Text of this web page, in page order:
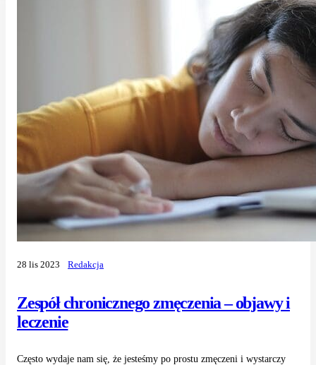
Zespół chronicznego zmęczenia – objawy i
leczenie
28 lis 2023 Redakcja
Często wydaje nam się, że jesteśmy po prostu zmęczeni i wystarczy